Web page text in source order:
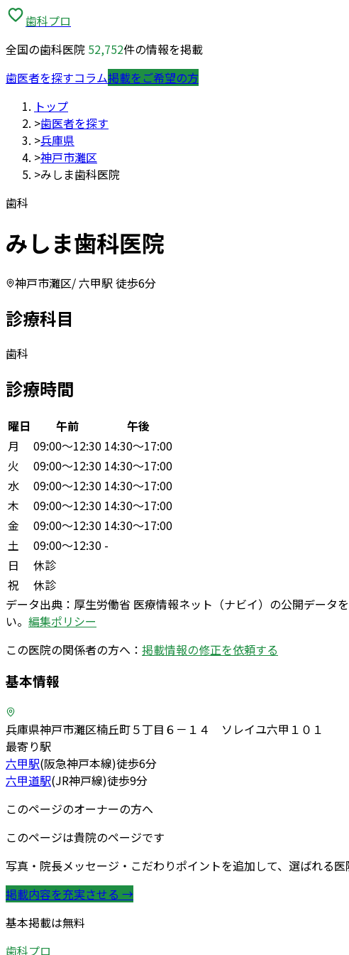
歯科プロ
全国の歯科医院 52,752件の情報を掲載
歯医者を探すコラム掲載をご希望の方
トップ
>歯医者を探す
>兵庫県
>神戸市灘区
>みしま歯科医院
歯科
みしま歯科医院
神戸市灘区/ 六甲駅 徒歩6分
診療科目
歯科
診療時間
曜日 午前
午後
月
09:00〜12:30 14:30〜17:00
火
09:00〜12:30 14:30〜17:00
水
09:00〜12:30 14:30〜17:00
木
09:00〜12:30 14:30〜17:00
金
09:00〜12:30 14:30〜17:00
土
09:00〜12:30 -
日
休診
祝
休診
データ出典： 厚生労働省 医療情報ネット（ナビイ）の公開データ
い。 編集ポリシー
この医院の関係者の方へ： 掲載情報の修正を依頼する
基本情報
兵庫県神戸市灘区楠丘町５丁目６－１４ ソレイユ六甲１０１
最寄り駅
六甲駅(阪急神戸本線)徒歩6分
六甲道駅(JR神戸線)徒歩9分
このページのオーナーの方へ
このページは貴院のページです
写真・院長メッセージ・こだわりポイントを追加して、選ばれる医
掲載内容を充実させる →
基本掲載は無料
歯科プロ